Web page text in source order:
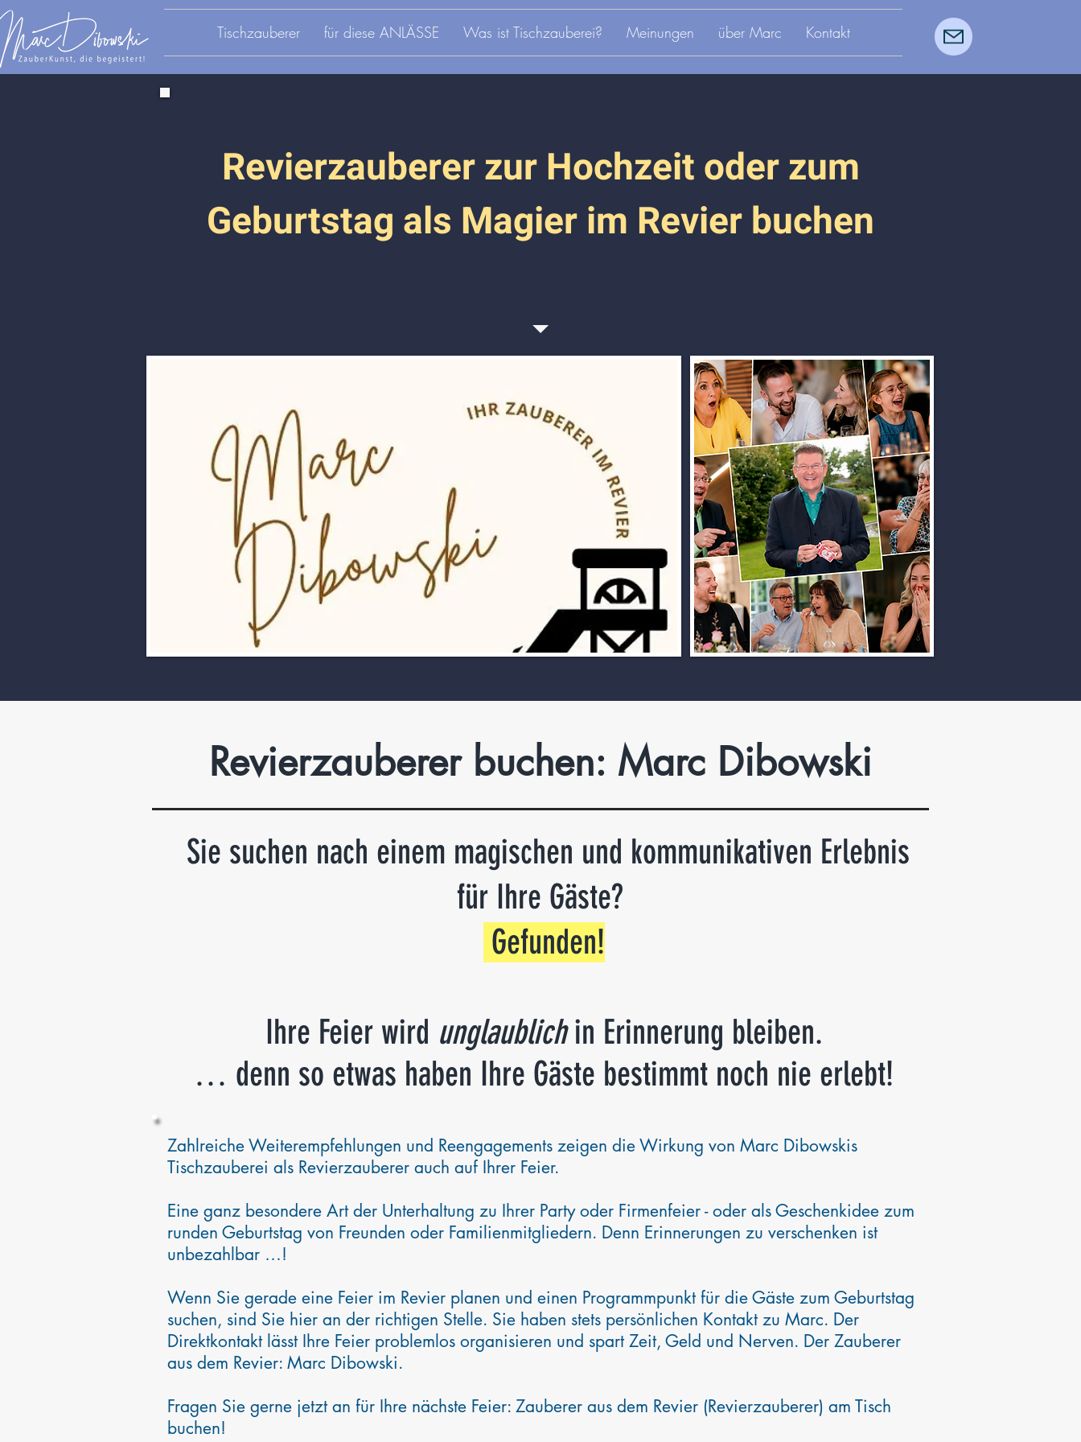
Tischzauberer für diese ANLÄSSE Was ist Tischzauberei? Meinungen über Marc Kontakt
Revierzauberer zur Hochzeit oder zum
Geburtstag als Magier im Revier buchen
Revierzauberer buchen: Marc Dibowski
Sie suchen nach einem magischen und kommunikativen Erlebnis
für Ihre Gäste?
Gefunden!
Ihre Feier wird unglaublichin Erinnerung bleiben.
… denn so etwas haben Ihre Gäste bestimmt noch nie erlebt!
Zahlreiche Weiterempfehlungen und Reengagements zeigen die Wirkung von Marc Dibowskis
Tischzauberei als Revierzauberer auch auf Ihrer Feier.
Eine ganz besondere Art der Unterhaltung zu Ihrer Party oder Firmenfeier - oder als Geschenkidee zum
runden Geburtstag von Freunden oder Familienmitgliedern. Denn Erinnerungen zu verschenken ist
unbezahlbar …!
Wenn Sie gerade eine Feier im Revier planen und einen Programmpunkt für die Gäste zum Geburtstag
suchen, sind Sie hier an der richtigen Stelle. Sie haben stets persönlichen Kontakt zu Marc. Der
Direktkontakt lässt Ihre Feier problemlos organisieren und spart Zeit, Geld und Nerven. Der Zauberer
aus dem Revier: Marc Dibowski.
Fragen Sie gerne jetzt an für Ihre nächste Feier: Zauberer aus dem Revier (Revierzauberer) am Tisch
buchen!